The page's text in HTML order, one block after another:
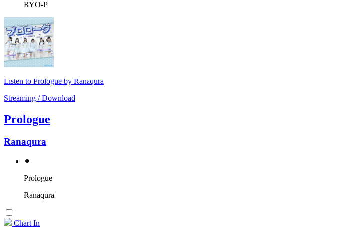
RYO-P
Listen to Prologue by Ranaqura
Streaming / Download
Prologue
Ranaqura
⚫︎
Prologue
Ranaqura
Chart In